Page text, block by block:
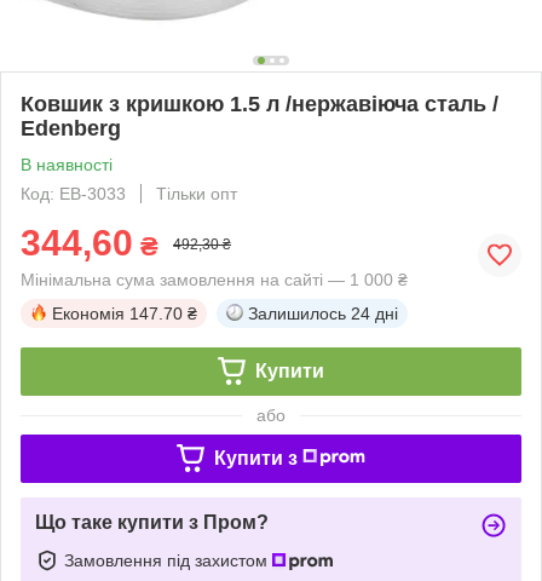
Ковшик з кришкою 1.5 л /нержавіюча сталь /
Edenberg
В наявності
Код: EB-3033
Тільки опт
344,60 ₴ 492,30 ₴
Мінімальна сума замовлення на сайті — 1 000 ₴
Економія 147.70 ₴ Залишилось 24 дні
Купити
або
Купити з
Що таке купити з Пром?
Замовлення під захистом